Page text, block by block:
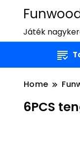
Játék
Home
6PCS